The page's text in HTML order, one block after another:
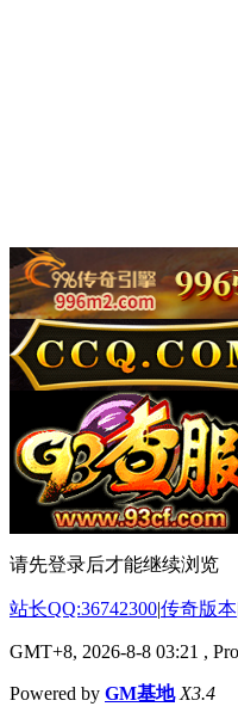
请先登录后才能继续浏览
站长QQ:36742300|传奇版本
GMT+8, 2026-8-8 03:21 ,
Powered by GM基地 X3.4